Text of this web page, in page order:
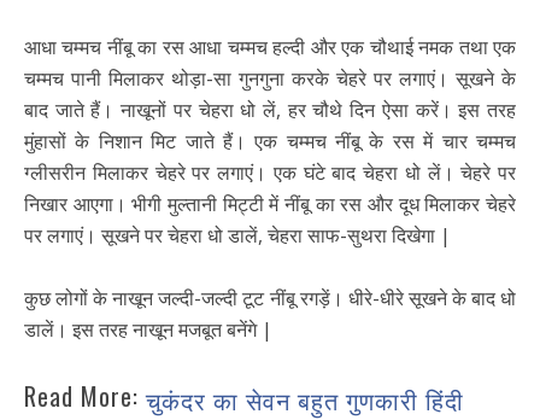
आधा चम्मच नींबू का रस आधा चम्मच हल्दी और एक चौथाई नमक तथा एक
चम्मच पानी मिलाकर थोड़ा-सा गुनगुना करके चेहरे पर लगाएं। सूखने के
बाद जाते हैं। नाखूनों पर चेहरा धो लें, हर चौथे दिन ऐसा करें। इस तरह
मुंहासों के निशान मिट जाते हैं। एक चम्मच नींबू के रस में चार चम्मच
ग्लीसरीन मिलाकर चेहरे पर लगाएं। एक घंटे बाद चेहरा धो लें। चेहरे पर
निखार आएगा। भीगी मुल्तानी मिट्टी में नींबू का रस और दूध मिलाकर चेहरे
पर लगाएं। सूखने पर चेहरा धो डालें, चेहरा साफ-सुथरा दिखेगा |
कुछ लोगों के नाखून जल्दी-जल्दी टूट नींबू रगड़ें। धीरे-धीरे सूखने के बाद धो
डालें। इस तरह नाखून मजबूत बनेंगे |
Read More:चुकंदर का सेवन बहुत गुणकारी हिंदी